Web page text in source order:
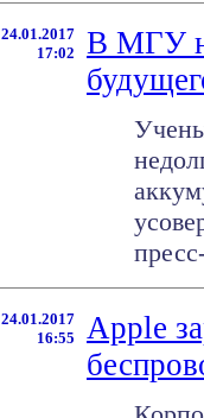
24.01.2017
17:02
В МГУ
24.01.2017
16:55
Apple